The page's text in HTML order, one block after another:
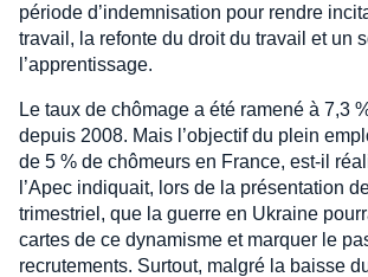
période d’indemnisation pour rendre
travail, la refonte du droit du travail et un
l’apprentissage.
Le taux de chômage a été ramené à 7,3
depuis 2008. Mais l’objectif du plein
de 5 % de chômeurs en France, est-il
l’Apec indiquait, lors de la présentation
trimestriel, que la guerre en Ukraine
cartes de ce dynamisme et marquer le
recrutements. Surtout, malgré la baisse